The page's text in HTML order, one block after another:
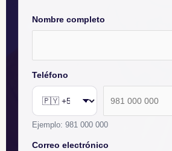
Nombre completo
Teléfono
Ejemplo: 981 000 000
Correo electrónico